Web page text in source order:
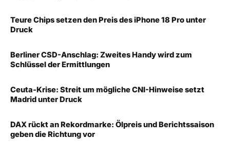
Teure Chips setzen den Preis des iPhone 18 Pro unter
Druck
Berliner CSD-Anschlag: Zweites Handy wird zum
Schlüssel der Ermittlungen
Ceuta-Krise: Streit um mögliche CNI-Hinweise setzt
Madrid unter Druck
DAX rückt an Rekordmarke: Ölpreis und Berichtssaison
geben die Richtung vor